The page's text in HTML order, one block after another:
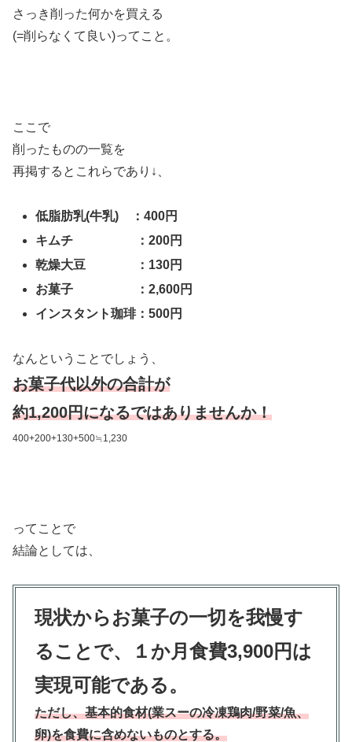
さっき削った何かを買える
(=削らなくて良い)ってこと。
ここで
削ったものの一覧を
再掲するとこれらであり↓、
低脂肪乳(牛乳) ：400円
キムチ ：200円
乾燥大豆 ：130円
お菓子 ：2,600円
インスタント珈琲：500円
なんということでしょう、
お菓子代以外の合計が
約1,200円になるではありませんか！
400+200+130+500≒1,230
ってことで
結論としては、
現状からお菓子の一切を我慢す
ることで、１か月食費3,900円は
実現可能である。
ただし、基本的食材(業スーの冷凍鶏肉/野菜/魚、
卵)を食費に含めないものとする。